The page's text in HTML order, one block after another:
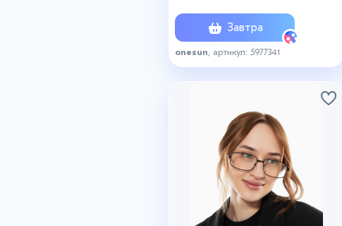
Завтра
onesun , артикул: 5977341